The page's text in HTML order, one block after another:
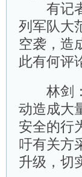
有记者
列军队大
空袭，造
此有何评
林剑：
动造成大
安全的行
吁有关方
升级，切